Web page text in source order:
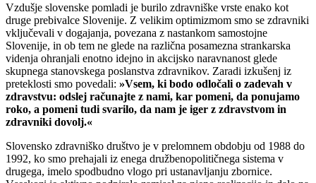
Vzdušje slovenske pomladi je burilo zdravniške vrste enako kot
druge prebivalce Slovenije. Z velikim optimizmom smo se zdravniki
vključevali v dogajanja, povezana z nastankom samostojne
Slovenije, in ob tem ne glede na različna posamezna strankarska
videnja ohranjali enotno idejno in akcijsko naravnanost glede
skupnega stanovskega poslanstva zdravnikov. Zaradi izkušenj iz
preteklosti smo povedali: »Vsem, ki bodo odločali o zadevah v
zdravstvu: odslej računajte z nami, kar pomeni, da ponujamo
roko, a pomeni tudi svarilo, da nam je iger z zdravstvom in
zdravniki dovolj.«
Slovensko zdravniško društvo je v prelomnem obdobju od 1988 do
1992, ko smo prehajali iz enega družbenopolitičnega sistema v
drugega, imelo spodbudno vlogo pri ustanavljanju zbornice.